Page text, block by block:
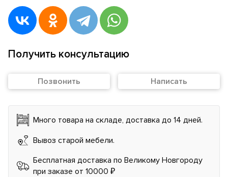
Получить консультацию
Позвонить Написать
Много товара на складе, доставка до 14 дней.
Вывоз старой мебели.
Бесплатная доставка по Великому Новгороду
при заказе от 10000 ₽